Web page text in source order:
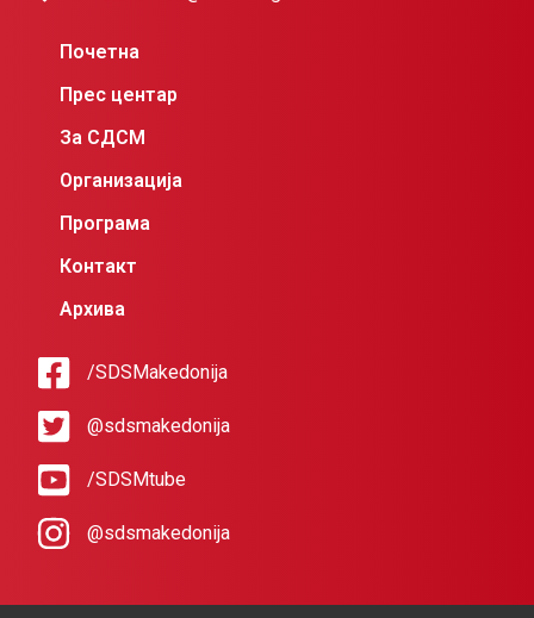
Почетна
Прес центар
За СДСМ
Организација
Програма
Контакт
Архива
/SDSMakedonija
@sdsmakedonija
/SDSMtube
@sdsmakedonija